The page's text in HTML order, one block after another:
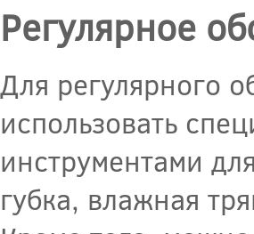
Регулярное
Для регулярного
использовать
инструментами
губка, влажная